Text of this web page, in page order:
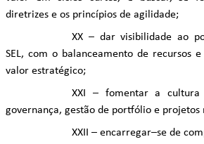
diretrizes e os princípios de agilidade;
XX – dar visibilidade ao
SEL, com o balanceamento de recursos
valor estratégico;
XXI – fomentar a cultura
governança, gestão de portfólio e projetos
XXII – encarregar–se de